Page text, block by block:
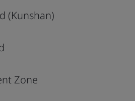
(Kunshan)
Zone